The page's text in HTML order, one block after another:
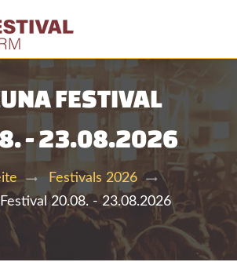
FESTIVAL
- 23.08.2026
Festivals 2026
20.08. - 23.08.2026